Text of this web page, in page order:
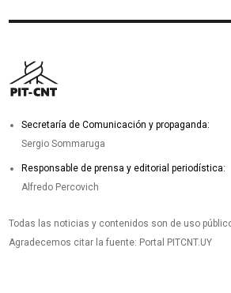
Secretaría de Comunicación y propaganda:
Sergio Sommaruga
Responsable de prensa y editorial periodística:
Alfredo Percovich
Todas las noticias y contenidos son de uso
Agradecemos citar la fuente: Portal PITCNT.UY